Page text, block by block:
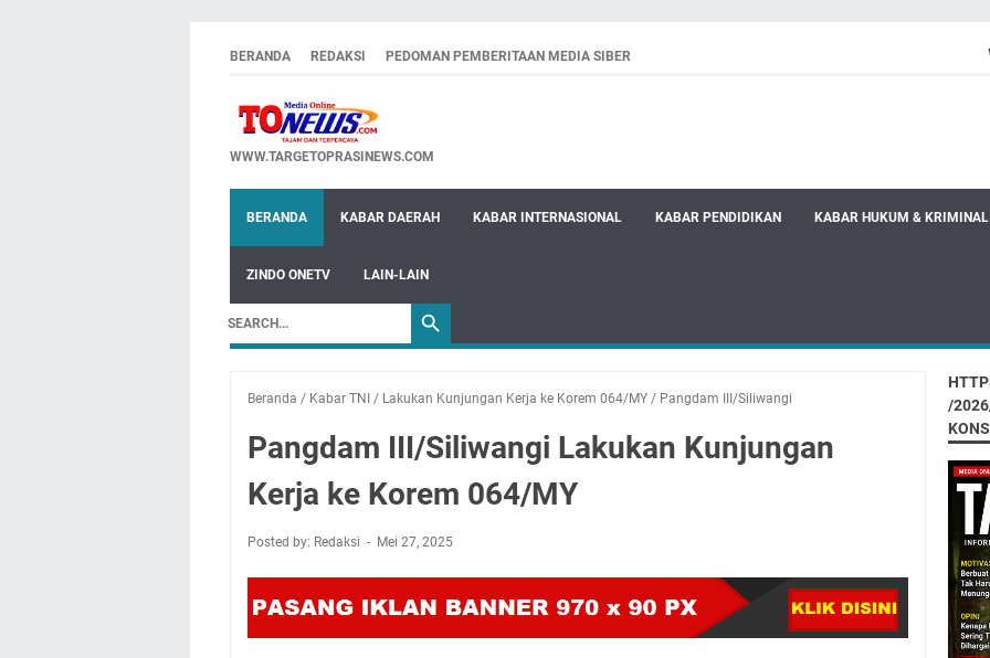
BERANDA REDAKSI PEDOMAN PEMBERITAAN MEDIA SIBER
WWW.TARGETOPRASINEWS.COM
BERANDA KABAR DAERAH KABAR INTERNASIONAL KABAR PENDIDIKAN KABAR HUKUM & KRIMINAL
ZINDO ONETV LAIN-LAIN
Beranda / Kabar TNI / Lakukan Kunjungan Kerja ke Korem 064/MY / Pangdam III/Siliwangi
Pangdam III/Siliwangi Lakukan Kunjungan
Kerja ke Korem 064/MY
Posted by: Redaksi Mei 27, 2025
/